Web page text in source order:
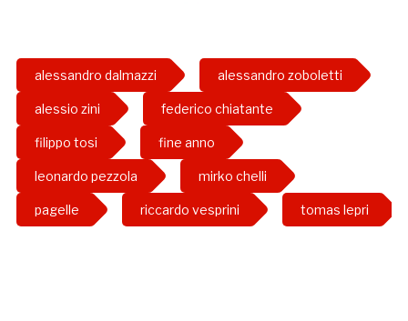
alessandro dalmazzi alessandro zoboletti
alessio zini federico chiatante
filippo tosi fine anno
leonardo pezzola mirko chelli
pagelle riccardo vesprini tomas lepri